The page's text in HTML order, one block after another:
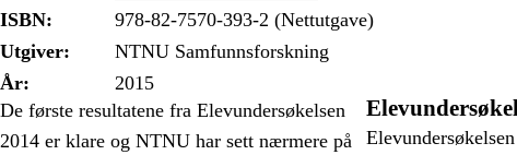
ISBN:
978-82-7570-393-2 (Nettutgave)
Utgiver:
NTNU Samfunnsforskning
År:
2015
De første resultatene fra Elevundersøkelsen
2014 er klare og NTNU har sett nærmere på